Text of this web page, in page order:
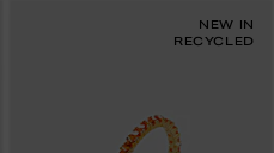
NEW IN
RECYCLED